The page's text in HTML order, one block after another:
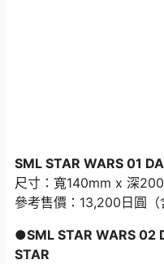
SML STAR WARS 01
尺寸：寬140mm x 深
參考售價：13,200日圓（
●SML STAR WARS 02
STAR